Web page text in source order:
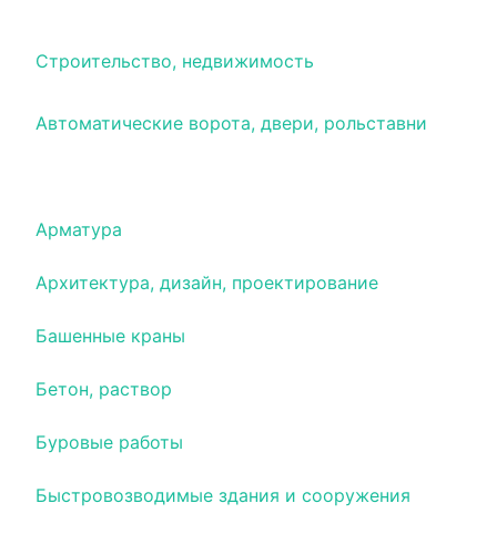
Строительство, недвижимость
Автоматические ворота, двери, рольставни
Арматура
Архитектура, дизайн, проектирование
Башенные краны
Бетон, раствор
Буровые работы
Быстровозводимые здания и сооружения